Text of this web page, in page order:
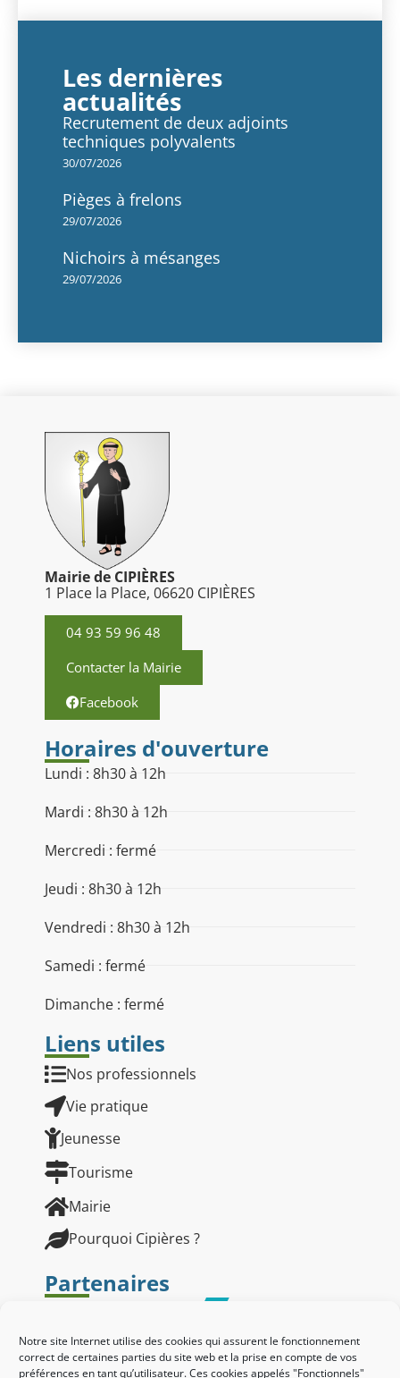
Notre site Internet utilise des cookies qui assurent le fonctionnement
correct de certaines parties du site web et la prise en compte de vos
préférences en tant qu’utilisateur. Ces cookies appelés "Fonctionnels"
Les dernières
actualités
Recrutement de deux adjoints
techniques polyvalents
30/07/2026
Pièges à frelons
29/07/2026
Nichoirs à mésanges
29/07/2026
Mairie de CIPIÈRES
1 Place la Place, 06620 CIPIÈRES
04 93 59 96 48
Contacter la Mairie
Facebook
Horaires d'ouverture
Lundi : 8h30 à 12h
Mardi : 8h30 à 12h
Mercredi : fermé
Jeudi : 8h30 à 12h
Vendredi : 8h30 à 12h
Samedi : fermé
Dimanche : fermé
Liens utiles
Nos professionnels
Vie pratique
Jeunesse
Tourisme
Mairie
Pourquoi Cipières ?
Partenaires